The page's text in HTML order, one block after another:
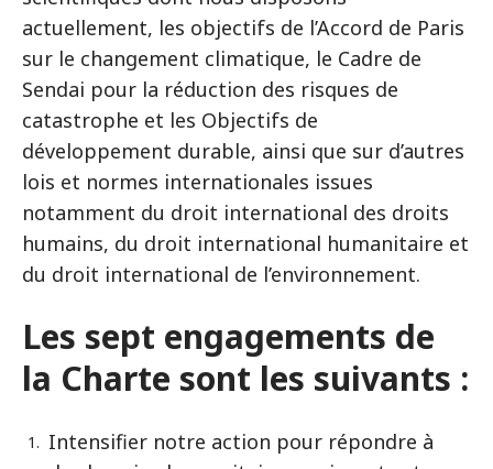
actuellement, les objectifs de l’Accord de Paris
sur le changement climatique, le Cadre de
Sendai pour la réduction des risques de
catastrophe et les Objectifs de
développement durable, ainsi que sur d’autres
lois et normes internationales issues
notamment du droit international des droits
humains, du droit international humanitaire et
du droit international de l’environnement.
Les sept engagements de
la Charte sont les suivants :
Intensifier notre action pour répondre à